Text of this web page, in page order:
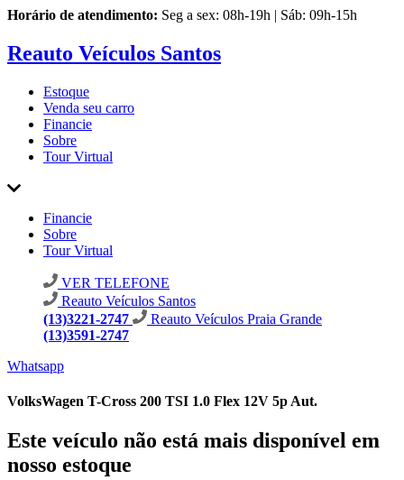
Horário de atendimento: Seg a sex: 08h-19h | Sáb: 09h-15h
Reauto Veículos Santos
Estoque
Venda seu carro
Financie
Sobre
Tour Virtual
Financie
Sobre
Tour Virtual
VER TELEFONE
Reauto Veículos Santos
(13)3221-2747
Reauto Veículos Praia Grande
(13)3591-2747
Whatsapp
VolksWagen T-Cross 200 TSI 1.0 Flex 12V 5p Aut.
Este veículo não está mais disponível em
nosso estoque